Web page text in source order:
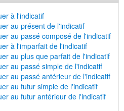
à l'indicatif
au présent de l'indicatif
au passé composé de l'indicatif
à l'imparfait de l'indicatif
au plus que parfait de l'indicatif
au passé simple de l'indicatif
au passé antérieur de l'indicatif
au futur simple de l'indicatif
au futur antérieur de l'indicatif